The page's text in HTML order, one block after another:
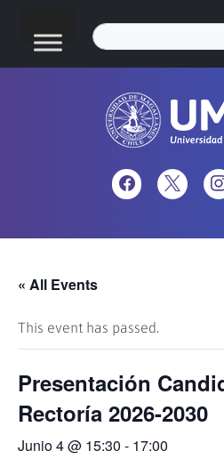
« All Events
This event has passed.
Presentación
Rectoría 2026-2030
Junio 4 @ 15:30 - 17:00